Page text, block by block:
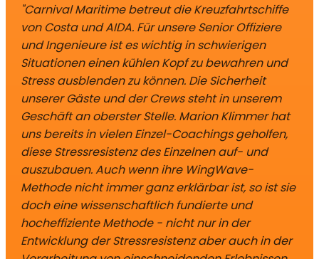
"Carnival Maritime betreut die Kreuzfahrtschiffe
von Costa und AIDA. Für unsere Senior Offiziere
und Ingenieure ist es wichtig in schwierigen
Situationen einen kühlen Kopf zu bewahren und
Stress ausblenden zu können. Die Sicherheit
unserer Gäste und der Crews steht in unserem
Geschäft an oberster Stelle. Marion Klimmer hat
uns bereits in vielen Einzel-Coachings geholfen,
diese Stressresistenz des Einzelnen auf- und
auszubauen. Auch wenn ihre WingWave-
Methode nicht immer ganz erklärbar ist, so ist sie
doch eine wissenschaftlich fundierte und
hocheffiziente Methode - nicht nur in der
Entwicklung der Stressresistenz aber auch in der